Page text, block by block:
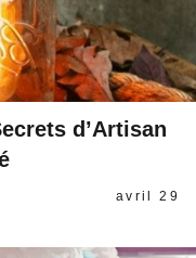
d’Artisan
avril 29